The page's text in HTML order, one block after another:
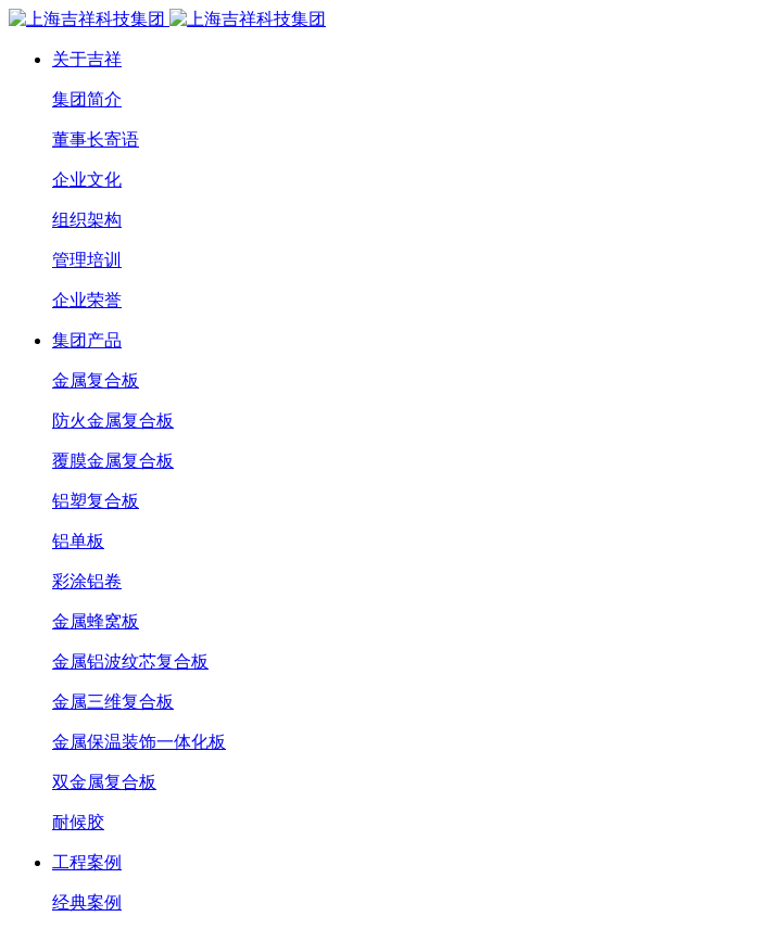
关于吉祥
集团简介
董事长寄语
企业文化
组织架构
管理培训
企业荣誉
集团产品
金属复合板
防火金属复合板
覆膜金属复合板
铝塑复合板
铝单板
彩涂铝卷
金属蜂窝板
金属铝波纹芯复合板
金属三维复合板
金属保温装饰一体化板
双金属复合板
耐候胶
工程案例
经典案例